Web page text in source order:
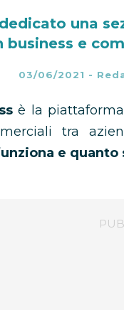
una
business e
03/06/2021 -
è la
tra
e quanto